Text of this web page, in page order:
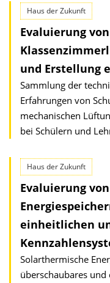
Haus der Zukunft
Evaluierung
und Erstellung
Sammlung der
Erfahrungen von
mechanischen
bei Schülern und
Haus der Zukunft
Evaluierung
einheitlichen
Solarthermische
überschaubares